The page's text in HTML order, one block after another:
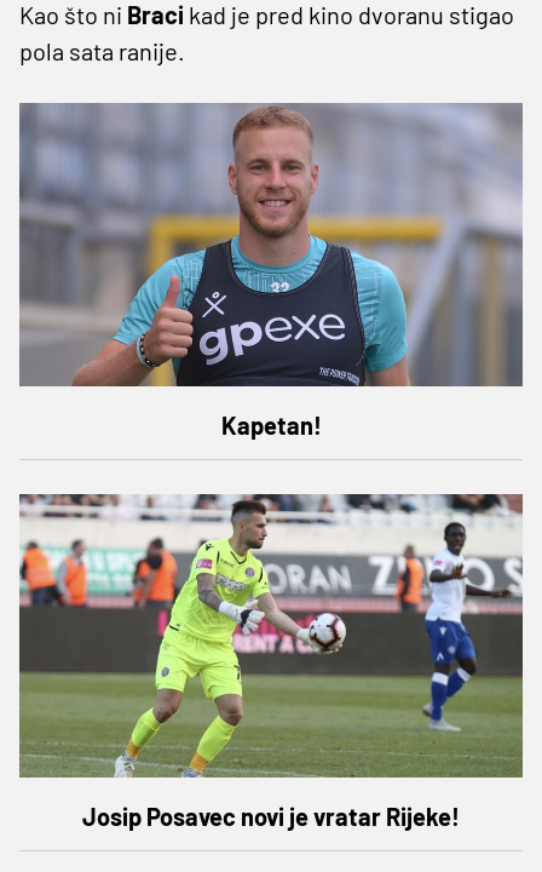
Kao što ni Braci kad je pred kino dvoranu stigao
pola sata ranije.
Kapetan!
Josip Posavec novi je vratar Rijeke!